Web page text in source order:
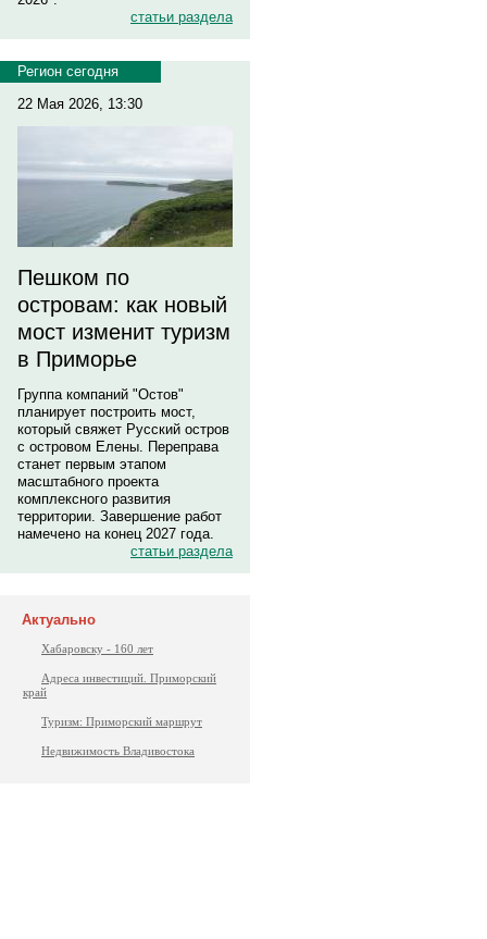
статьи раздела
Регион сегодня
22 Мая 2026, 13:30
Пешком по
островам: как новый
мост изменит туризм
в Приморье
Группа компаний "Остов"
планирует построить мост,
который свяжет Русский остров
с островом Елены. Переправа
станет первым этапом
масштабного проекта
комплексного развития
территории. Завершение работ
намечено на конец 2027 года.
статьи раздела
Актуально
Хабаровску - 160 лет
Адреса инвестиций. Приморский
край
Туризм: Приморский маршрут
Недвижимость Владивостока